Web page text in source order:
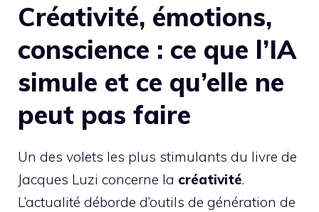
Créativité, émotions,
conscience : ce que l’IA
simule et ce qu’elle ne
peut pas faire
Un des volets les plus stimulants du livre de
Jacques Luzi concerne la créativité.
L’actualité déborde d’outils de génération de